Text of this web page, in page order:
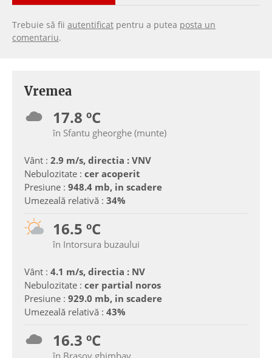
Trebuie să fii autentificat pentru a putea posta un
comentariu.
Vremea
17.8 ºC
în Sfantu gheorghe (munte)
Vânt : 2.9 m/s, directia : VNV
Nebulozitate : cer acoperit
Presiune : 948.4 mb, in scadere
Umezeală relativă : 34%
16.5 ºC
în Intorsura buzaului
Vânt : 4.1 m/s, directia : NV
Nebulozitate : cer partial noros
Presiune : 929.0 mb, in scadere
Umezeală relativă : 43%
16.3 ºC
în Brasov ghimbav